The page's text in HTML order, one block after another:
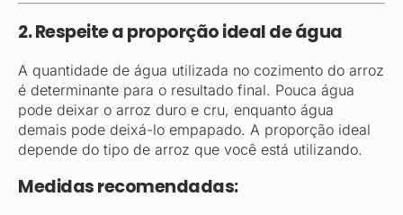
2. Respeite a proporção ideal de água
A quantidade de água utilizada no cozimento do arroz
é determinante para o resultado final. Pouca água
pode deixar o arroz duro e cru, enquanto água
demais pode deixá-lo empapado. A proporção ideal
depende do tipo de arroz que você está utilizando.
Medidas recomendadas: